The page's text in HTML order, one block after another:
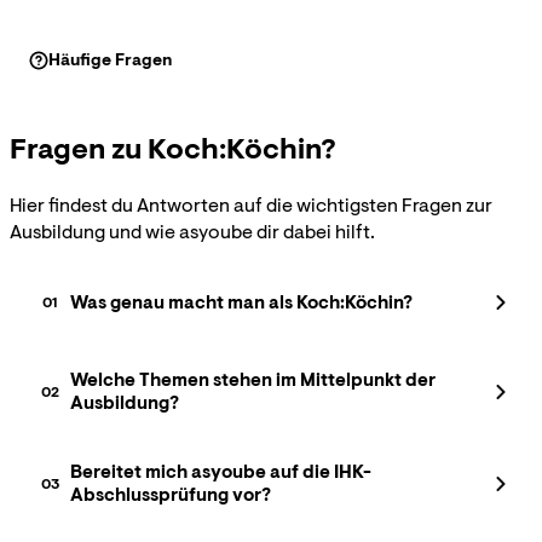
Häufige Fragen
Fragen zu Koch:Köchin?
Hier findest du Antworten auf die wichtigsten Fragen zur
Ausbildung und wie asyoube dir dabei hilft.
01 Was genau macht man als Koch:Köchin?
Du bereitest Speisen handwerklich zu, von der Vorspeise
bis zum Dessert. Dazu gehören Mise en Place, das
Pass und die Zusammenarbeit in einer Küchenbrigade.
Genauso wichtig sind Warenkunde, Hygiene nach HACCP,
02 Welche Themen stehen im Mittelpunkt der
Ausbildung?
Du lernst Garverfahren wie Braten, Schmoren, Dämpfen
und Pochieren, die Herstellung von Suppen, Fonds, Grund-
03
Bereitet mich asyoube auf die IHK-
Abschlussprüfung vor?